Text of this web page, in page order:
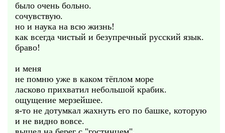
было очень больно.
сочувствую.
но и наука на всю жизнь!
как всегда чистый и безупречный русский язык.
браво!
и меня
не помню уже в каком тёплом море
ласково прихватил небольшой крабик.
ощущение мерзейшее.
я-то не дотумкал жахнуть его по башке, которую
и не видно вовсе.